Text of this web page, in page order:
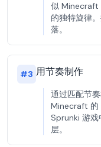
似 Minecraft
的独特旋律
落。
#3 用节奏制作
通过匹配节
Minecraft 的
Sprunki 游戏
层。